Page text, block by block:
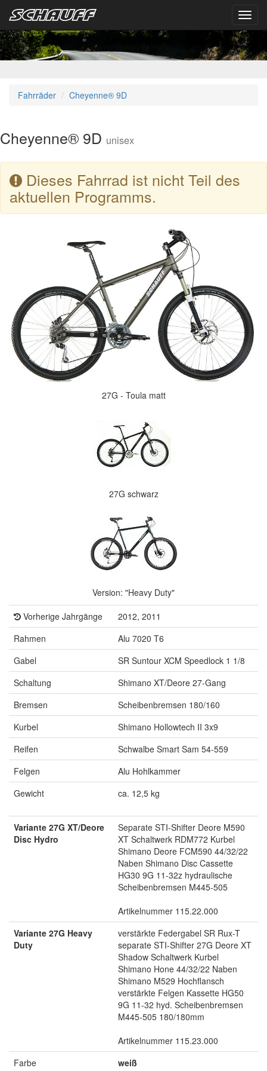
Fahrräder Cheyenne® 9D
Cheyenne® 9D unisex
Dieses Fahrrad ist nicht Teil des
aktuellen Programms.
27G - Toula matt
27G schwarz
Version: "Heavy Duty"
Vorherige Jahrgänge
2012, 2011
Rahmen
Alu 7020 T6
Gabel
SR Suntour XCM Speedlock 1 1/8
Schaltung
Shimano XT/Deore 27-Gang
Bremsen
Scheibenbremsen 180/160
Kurbel
Shimano Hollowtech II 3x9
Reifen
Schwalbe Smart Sam 54-559
Felgen
Alu Hohlkammer
Gewicht
ca. 12,5 kg
Variante 27G XT/Deore
Disc Hydro
Separate STI-Shifter Deore M590
XT Schaltwerk RDM772 Kurbel
Shimano Deore FCM590 44/32/22
Naben Shimano Disc Cassette
HG30 9G 11-32z hydraulische
Scheibenbremsen M445-505
Artikelnummer 115.22.000
Variante 27G Heavy
Duty
verstärkte Federgabel SR Rux-T
separate STI-Shifter 27G Deore XT
Shadow Schaltwerk Kurbel
Shimano Hone 44/32/22 Naben
Shimano M529 Hochflansch
verstärkte Felgen Kassette HG50
9G 11-32 hyd. Scheibenbremsen
M445-505 180/180mm
Artikelnummer 115.23.000
Farbe
weiß